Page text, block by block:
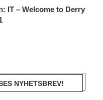
IT – Welcome to Derry
NYHETSBREV!